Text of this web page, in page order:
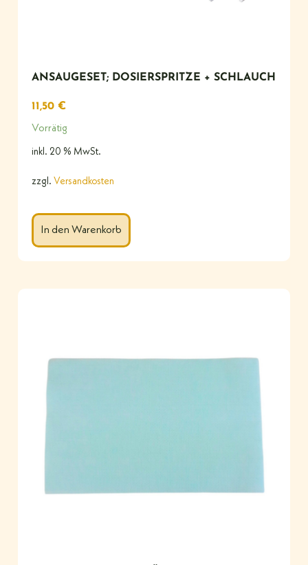
ANSAUGESET; DOSIERSPRITZE + SCHLAUCH
11,50 €
Vorrätig
inkl. 20 % MwSt.
zzgl. Versandkosten
In den Warenkorb